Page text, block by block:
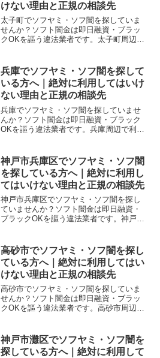
けない理由と正規の相談先
太子町でソフヤミ・ソフ闇を探していま
せんか？ソフト闇金は即日融資・ブラッ
クOKを謳う違法業者です。太子町周辺で
読みください。
兵庫でソフヤミ・ソフ闇を探して
いる方へ｜絶対に利用してはいけ
ない理由と正規の相談先
兵庫でソフヤミ・ソフ闇を探していませ
んか？ソフト闇金は即日融資・ブラック
OKを謳う違法業者です。兵庫周辺で利用
ください。
神戸市兵庫区でソフヤミ・ソフ闇
を探している方へ｜絶対に利用し
てはいけない理由と正規の相談先
神戸市兵庫区でソフヤミ・ソフ闇を探し
ていませんか？ソフト闇金は即日融資・
ブラックOKを謳う違法業者です。神戸市
出す前に必ずお読みください。
高砂市でソフヤミ・ソフ闇を探し
ている方へ｜絶対に利用してはい
けない理由と正規の相談先
高砂市でソフヤミ・ソフ闇を探していま
せんか？ソフト闇金は即日融資・ブラッ
クOKを謳う違法業者です。高砂市周辺で
読みください。
神戸市灘区でソフヤミ・ソフ闇を
探している方へ｜絶対に利用して